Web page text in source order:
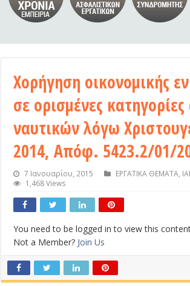
Χορήγηση οικονομικής
σε ορισμένες
ναυτικών λόγω
2014, Απόφ. 5423.2/01/
7 Ιανουαρίου, 2015 ΕΡΓΑΤΙΚΑ ΘΕΜΑΤΑ,
1,468 Views
You need to be logged in to view this
Not a Member? Join Us